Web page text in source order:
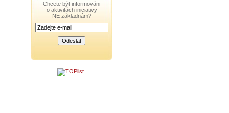
Chcete být informováni
o aktivitách iniciativy
NE základnám?